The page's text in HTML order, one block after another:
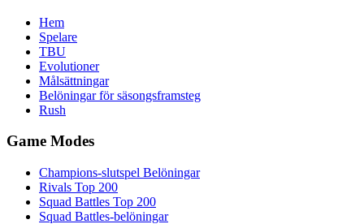
Hem
Spelare
TBU
Evolutioner
Målsättningar
Belöningar för säsongsframsteg
Rush
Game Modes
Champions-slutspel Belöningar
Rivals Top 200
Squad Battles Top 200
Squad Battles-belöningar